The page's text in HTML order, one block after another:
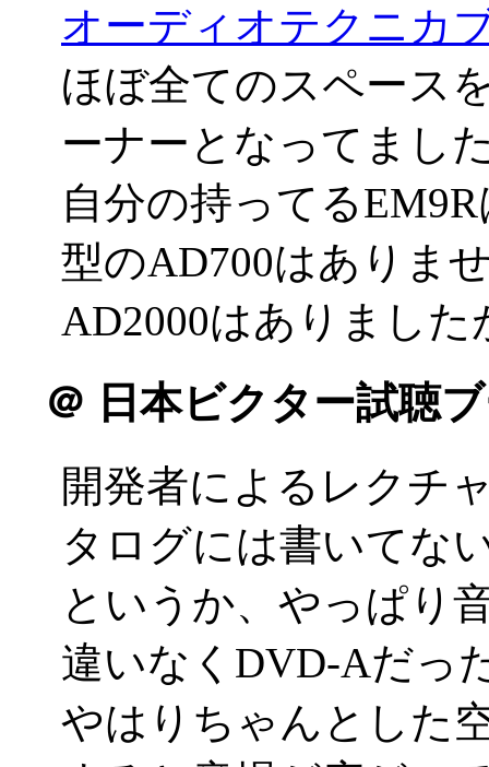
オーディオテクニカ
ほぼ全てのスペース
ーナーとなってまし
自分の持ってる
型のAD700はありま
AD2000はありました
＠ 日本ビクター試聴
開発者によるレクチ
タログには書いてな
というか、やっぱり
違いなくDVD-Aだっ
やはりちゃんとした